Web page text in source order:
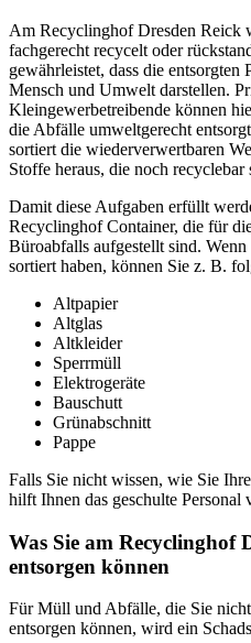
Am Recyclinghof Dresden Reick
fachgerecht recycelt oder
gewährleistet, dass die
Mensch und Umwelt darstellen.
Kleingewerbetreibende können
die Abfälle umweltgerecht
sortiert die wiederverwertbaren
Stoffe heraus, die noch recyclebar
Damit diese Aufgaben erfüllt
Recyclinghof Container, die für
Büroabfalls aufgestellt sind.
sortiert haben, können Sie z. B.
Altpapier
Altglas
Altkleider
Sperrmüll
Elektrogeräte
Bauschutt
Grünabschnitt
Pappe
Falls Sie nicht wissen, wie Sie
hilft Ihnen das geschulte Personal
Was Sie am Recyclinghof
entsorgen können
Für Müll und Abfälle, die Sie
entsorgen können, wird ein